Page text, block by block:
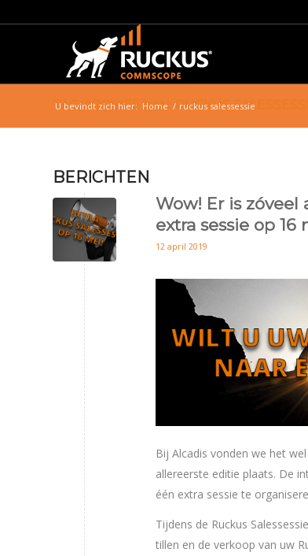
TAG ARCHIEF VAN: RUCKUS
U bevindt zich hier: Home / ruckus salessessie
BERICHTEN
Wow! Er is zóveel
extra sessie op 16
12 april 2019
Bij Alcadis vonden we het
allereerste editie plaats. De
één extra sessie te
Tijdens de Ruckus
tillen en de verkoop van uw